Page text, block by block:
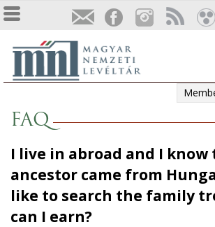
FAQ
I live in abroad and I
ancestor came from
like to search the family
can I earn?